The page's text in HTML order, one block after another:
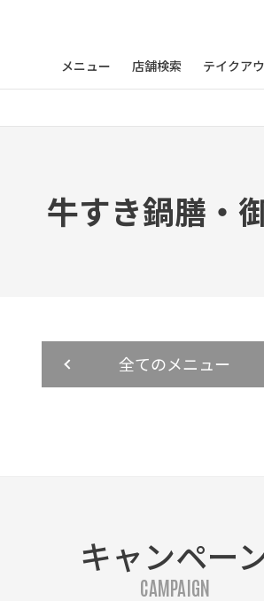
メニュー 店舗検索 テイクア
牛すき鍋膳・
全てのメニュー
キャンペー
CAMPAIGN